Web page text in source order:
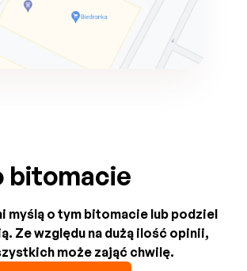
bitomacie
myślą o tym bitomacie lub podziel
Ze względu na dużą ilość opinii,
może zająć chwilę.